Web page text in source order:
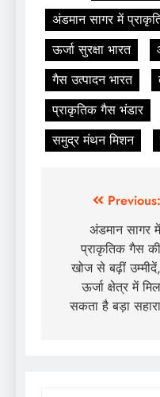
अंडमान सागर में
ऊर्जा सुरक्षा भारत
गैस उत्पादन भारत
प्राकृतिक गैस भंडार
समुद्र मंथन मिशन
Previous:
अंडमान सागर में
प्राकृतिक गैस की
खोज से बढ़ीं उम्मीदें,
ऊर्जा क्षेत्र में मिल
सकता है बड़ा सहारा